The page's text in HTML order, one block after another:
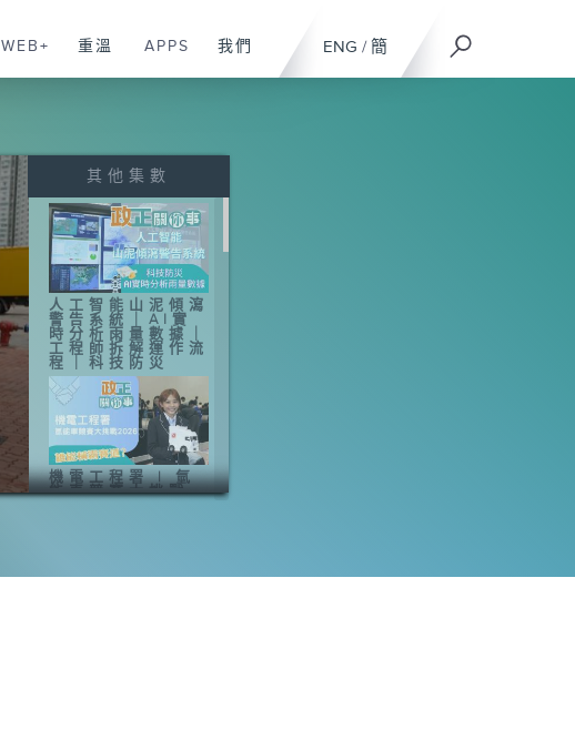
ENG / 簡
WEB+ 重溫 APPS 我們
其他集數
人工智能山泥傾瀉
警告系統｜AI實
時分析雨量數據｜
工程師拆解運作流
程｜科技防災
機電工程署 | 氫
能車競賽大挑戰